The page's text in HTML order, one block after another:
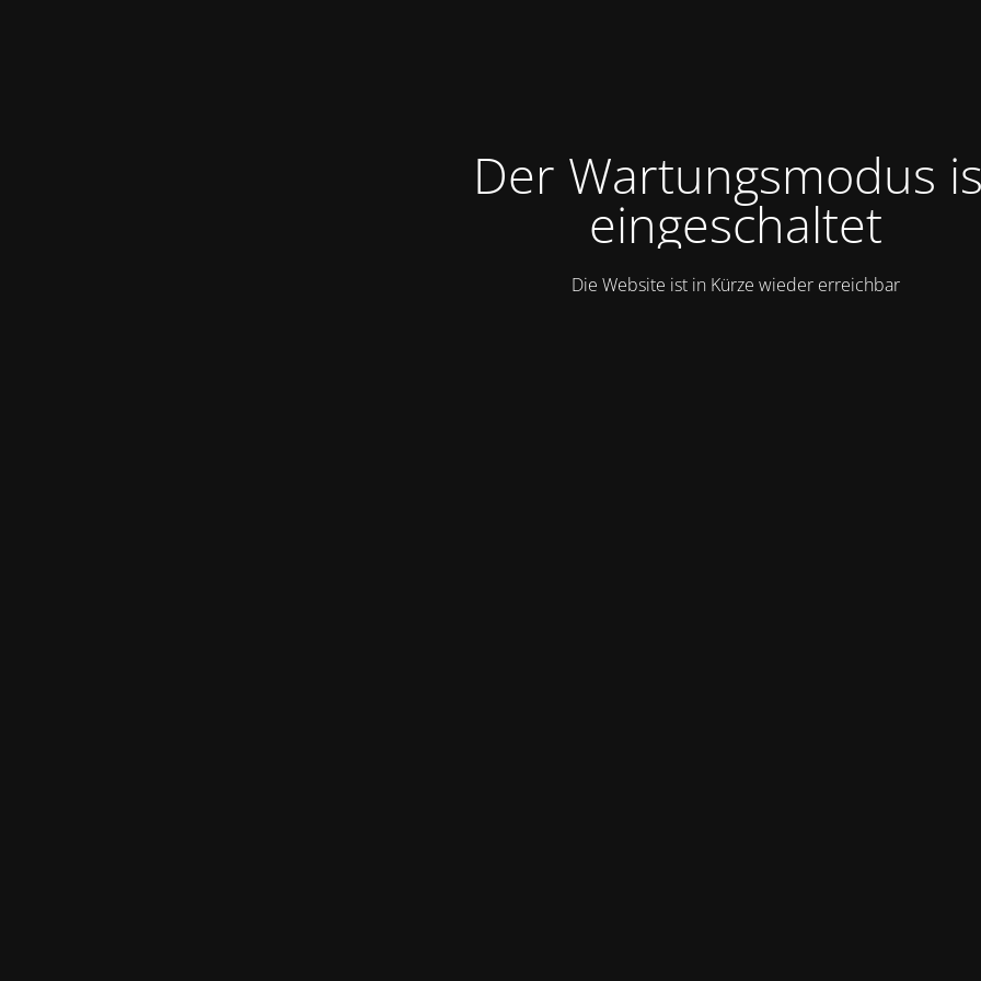
Der Wartungsmodus
eingeschaltet
Die Website ist in Kürze wieder erreichbar